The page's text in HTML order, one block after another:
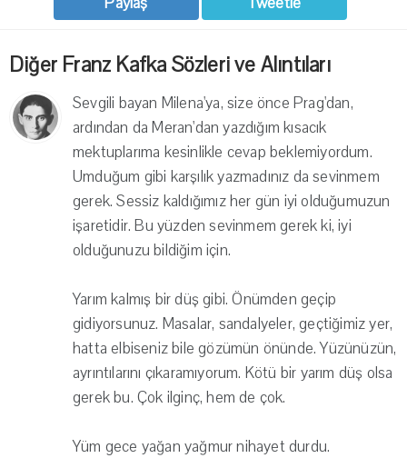
Diğer Franz Kafka Sözleri ve Alıntıları
Sevgili bayan Milena'ya, size önce Prag'dan,
ardından da Meran'dan yazdığım kısacık
mektuplarıma kesinlikle cevap beklemiyordum.
Umduğum gibi karşılık yazmadınız da sevinmem
gerek. Sessiz kaldığımız her gün iyi olduğumuzun
işaretidir. Bu yüzden sevinmem gerek ki, iyi
olduğunuzu bildiğim için.
Yarım kalmış bir düş gibi. Önümden geçip
gidiyorsunuz. Masalar, sandalyeler, geçtiğimiz yer,
hatta elbiseniz bile gözümün önünde. Yüzünüzün,
ayrıntılarını çıkaramıyorum. Kötü bir yarım düş olsa
gerek bu. Çok ilginç, hem de çok.
Yüm gece yağan yağmur nihayet durdu.